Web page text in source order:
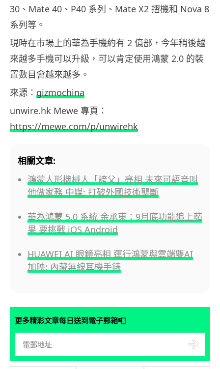
30、Mate 40、P40 系列、Mate X2 摺機和 Nova 8
系列等。
現時在市場上的華為手機約有 2 億部，今年稍後越
來越多手機可以升級，可以肯定使用鴻蒙 2.0 的裝
置數目會越來越多。
來源： gizmochina
unwire.hk Mewe 專頁：
https://mewe.com/p/unwirehk
相關文章:
鴻蒙人形機械人「誇父」亮相 未來可語音叫
他做家務 中媒: 打破外國技術壟斷
華為鴻蒙 5.0 系統 余承東：9月底功能追上蘋
果 要挑戰 iOS Android
HUAWEI AI 眼鏡亮相 運行鴻蒙與雲端雙AI
加映: 內藏無線耳機手錶
更多精彩文章每日送到電子郵箱📮